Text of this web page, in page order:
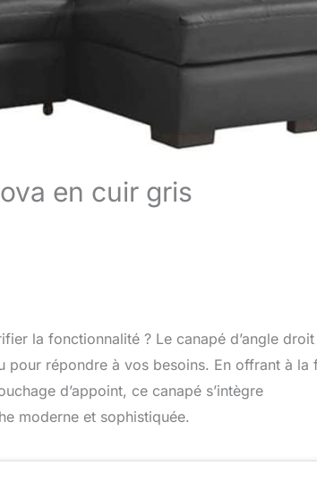
en cuir gris
la fonctionnalité ? Le canapé d’angle droit
pour répondre à vos besoins. En offrant à la
d’appoint, ce canapé s’intègre
moderne et sophistiquée.